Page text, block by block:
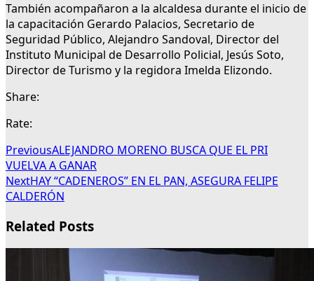
También acompañaron a la alcaldesa durante el inicio de
la capacitación Gerardo Palacios, Secretario de
Seguridad Público, Alejandro Sandoval, Director del
Instituto Municipal de Desarrollo Policial, Jesús Soto,
Director de Turismo y la regidora Imelda Elizondo.
Share:
Rate:
PreviousALEJANDRO MORENO BUSCA QUE EL PRI
VUELVA A GANAR
NextHAY “CADENEROS” EN EL PAN, ASEGURA FELIPE
CALDERÓN
Related Posts